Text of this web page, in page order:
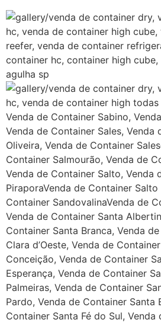
Venda de Container Sabino,
Venda de Container Sales, Venda
Oliveira, Venda de Container
Container Salmourão, Venda de
Venda de Container Salto, Venda
PiraporaVenda de Container
Container SandovalinaVenda de
Venda de Container Santa
Container Santa Branca, Venda
Clara d’Oeste, Venda de
Conceição, Venda de Container
Esperança, Venda de Container
Palmeiras, Venda de Container
Pardo, Venda de Container Santa
Container Santa Fé do Sul, Venda